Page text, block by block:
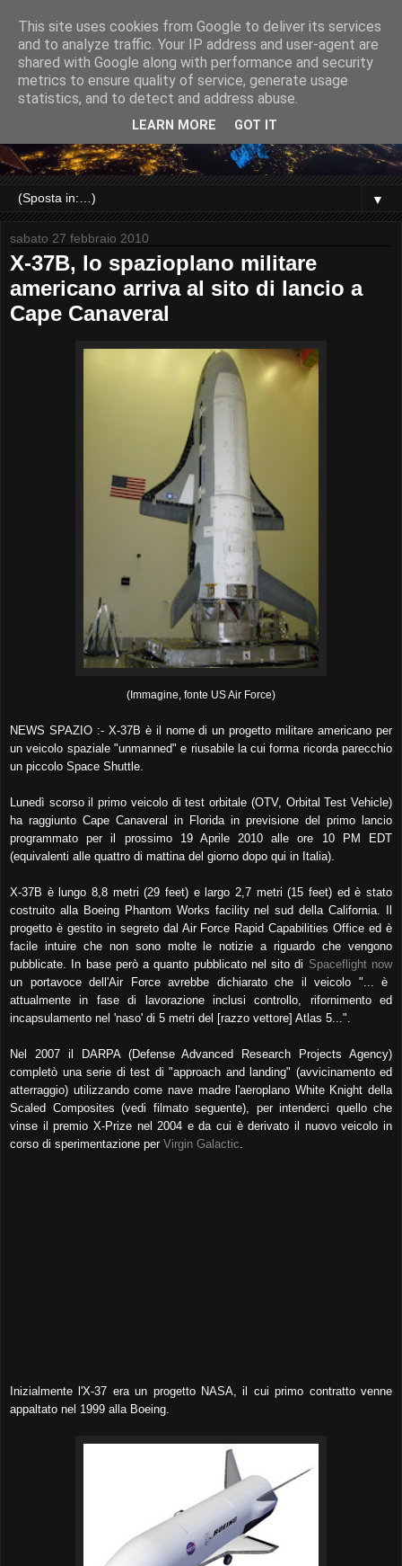
▼
sabato 27 febbraio 2010
X-37B, lo spazioplano militare
americano arriva al sito di lancio a
Cape Canaveral
(Immagine, fonte US Air Force)
NEWS SPAZIO :- X-37B è il nome di un progetto militare americano per
un veicolo spaziale "unmanned" e riusabile la cui forma ricorda parecchio
un piccolo Space Shuttle.
Lunedì scorso il primo veicolo di test orbitale (OTV, Orbital Test Vehicle)
ha raggiunto Cape Canaveral in Florida in previsione del primo lancio
programmato per il prossimo 19 Aprile 2010 alle ore 10 PM EDT
(equivalenti alle quattro di mattina del giorno dopo qui in Italia).
X-37B è lungo 8,8 metri (29 feet) e largo 2,7 metri (15 feet) ed è stato
costruito alla Boeing Phantom Works facility nel sud della California. Il
progetto è gestito in segreto dal Air Force Rapid Capabilities Office ed è
facile intuire che non sono molte le notizie a riguardo che vengono
pubblicate. In base però a quanto pubblicato nel sito di Spaceflight now
un portavoce dell'Air Force avrebbe dichiarato che il veicolo "... è
attualmente in fase di lavorazione inclusi controllo, rifornimento ed
incapsulamento nel 'naso' di 5 metri del [razzo vettore] Atlas 5...".
Nel 2007 il DARPA (Defense Advanced Research Projects Agency)
completò una serie di test di "approach and landing" (avvicinamento ed
atterraggio) utilizzando come nave madre l'aeroplano White Knight della
Scaled Composites (vedi filmato seguente), per intenderci quello che
vinse il premio X-Prize nel 2004 e da cui è derivato il nuovo veicolo in
corso di sperimentazione per Virgin Galactic
Inizialmente l'X-37 era un progetto NASA, il cui primo contratto venne
appaltato nel 1999 alla Boeing.
This site uses cookies from Google to deliver its services
and to analyze traffic. Your IP address and user-agent are
shared with Google along with performance and security
metrics to ensure quality of service, generate usage
statistics, and to detect and address abuse.
LEARN MORE GOT IT